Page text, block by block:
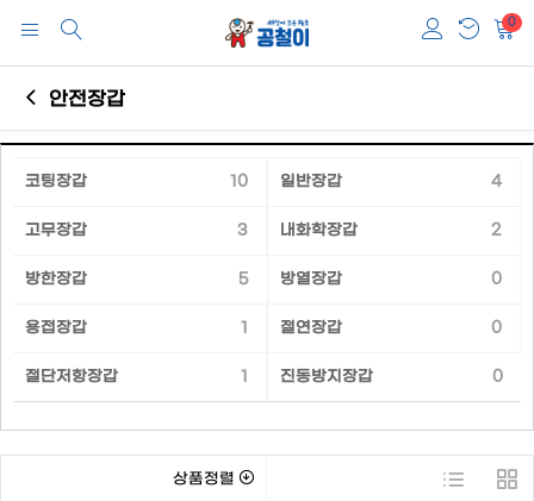
0
안전장갑
코팅장갑 10 일반장갑 4
고무장갑 3 내화학장갑 2
방한장갑 5 방열장갑 0
용접장갑 1 절연장갑 0
절단저항장갑 1 진동방지장갑 0
상품정렬